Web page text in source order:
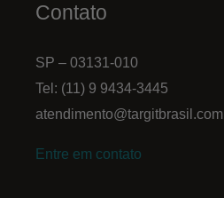
Contato
SP – 03131-010
Tel: (11) 9 9434-3445
atendimento@targitbrasil.com
Entre em contato